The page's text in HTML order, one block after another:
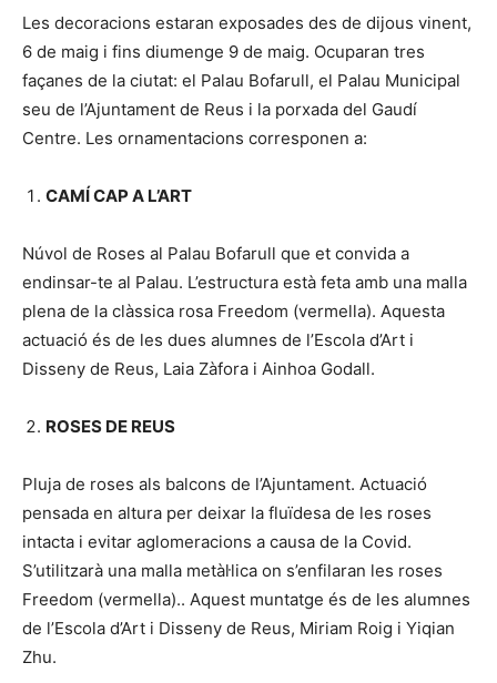
Les decoracions estaran exposades des de dijous vinent,
6 de maig i fins diumenge 9 de maig. Ocuparan tres
façanes de la ciutat: el Palau Bofarull, el Palau Municipal
seu de l’Ajuntament de Reus i la porxada del Gaudí
Centre. Les ornamentacions corresponen a:
CAMÍ CAP A L’ART
Núvol de Roses al Palau Bofarull que et convida a
endinsar-te al Palau. L’estructura està feta amb una malla
plena de la clàssica rosa Freedom (vermella). Aquesta
actuació és de les dues alumnes de l’Escola d’Art i
Disseny de Reus, Laia Zàfora i Ainhoa Godall.
ROSES DE REUS
Pluja de roses als balcons de l’Ajuntament. Actuació
pensada en altura per deixar la fluïdesa de les roses
intacta i evitar aglomeracions a causa de la Covid.
S’utilitzarà una malla metàl·lica on s’enfilaran les roses
Freedom (vermella).. Aquest muntatge és de les alumnes
de l’Escola d’Art i Disseny de Reus, Miriam Roig i Yiqian
Zhu.